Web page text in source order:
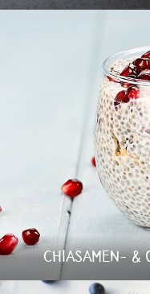
CHIASAMEN- &